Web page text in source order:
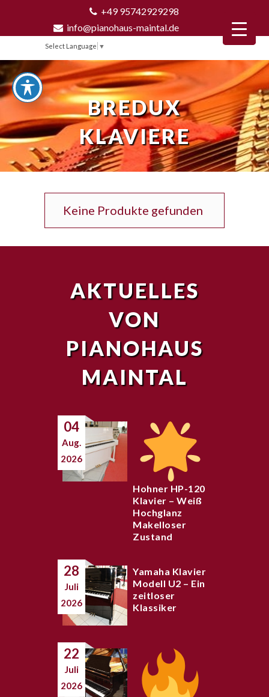
+49 95742929298
info@pianohaus-maintal.de
Select Language ▼
BREDUX
KLAVIERE
Keine Produkte gefunden
AKTUELLES
VON
PIANOHAUS
MAINTAL
04
Aug.
2026
Hohner HP-120
Klavier – Weiß
Hochglanz
Makelloser
Zustand
28
Juli
2026
Yamaha Klavier
Modell U2 – Ein
zeitloser
Klassiker
22
Juli
2026